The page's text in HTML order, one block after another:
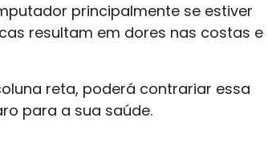
principalmente se estiver
resultam em dores nas costas e
reta, poderá contrariar essa
para a sua saúde.